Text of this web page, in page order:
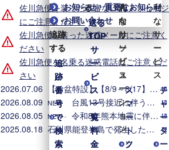
取
る・
追跡
する
追
跡
番
号
で
検
索
る
送る
TOP
サ
ー
ビ
ス
一
覧
料
金
利
な
サ
ー
ビ
ス
ス
マ
ー
ト
ク
取
る・
追跡
する
追
跡
番
号
で
検
索
る
送る
TOP
サ
ー
ビ
ス
一
覧
料
金
人
向
け
ソ
リ
ュ
ー
シ
ョ
ン
ソ
利
な
サ
ー
ビ
ス
チ
ャ
ー
タ
ー
お知らせ・重要なお知らせ
お問い合わせ
佐川急便を装った不審なLINEメッセージ
にご注意ください
佐川急便を装った迷惑メールにご注意く
ださい
佐川急便を名乗る迷惑電話にご注意くだ
さい
2026.07.06
【お盆特設】【8/9～8/17】お盆期間中の集配業務のご案内
2026.08.09 NEW
台風13号接近に伴う集配業務への影響について（2026年8月9日8時時点）
2026.08.05 NEW
令和8年熊本地震に伴う集配への影響について（2026年8月5日8時時点）
2025.08.18
石川県能登半島で発生した地震・大雨に伴う配送への影響について